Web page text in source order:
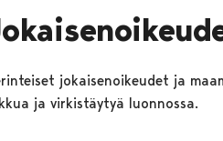
jokaisenoikeudet ja
ja virkistäytyä luonnossa.